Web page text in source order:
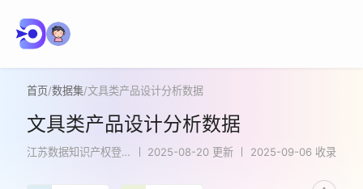
首页/数据集/文具类产品设计分析数据
文具类产品设计分析数据
江苏数据知识产权登
2025-08-20 更新 2025-09-06 收录